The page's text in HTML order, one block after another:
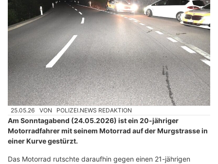
25.05.26 VON POLIZEI.NEWS REDAKTION
Am Sonntagabend (24.05.2026) ist ein 20-jähriger
Motorradfahrer mit seinem Motorrad auf der Murgstrasse in
einer Kurve gestürzt.
Das Motorrad rutschte daraufhin gegen einen 21-jährigen